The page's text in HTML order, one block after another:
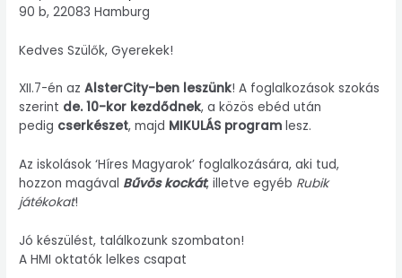
90 b, 22083 Hamburg
Kedves Szülők, Gyerekek!
XII.7-én azAlsterCity-ben leszünk! A foglalkozások szokás
szerint de. 10-kor kezdődnek, a közös ebéd után
pedig cserkészet, majd MIKULÁS program lesz.
Az iskolások ‘Híres Magyarok’ foglalkozására, aki tud,
hozzon magával Bűvös kockát, illetve egyéb Rubik
játékokat!
Jó készülést, találkozunk szombaton!
A HMI oktatók lelkes csapat